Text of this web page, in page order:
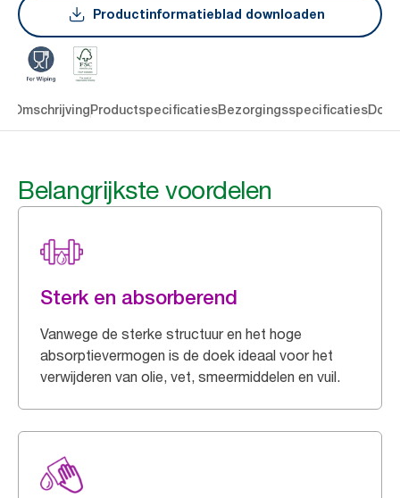
Productinformatieblad downloaden
OmschrijvingProductspecificatiesBezorgingsspecificaties
Belangrijkste voordelen
Sterk en absorberend
Vanwege de sterke structuur en het hoge
absorptievermogen is de doek ideaal voor het
verwijderen van olie, vet, smeermiddelen en vuil.